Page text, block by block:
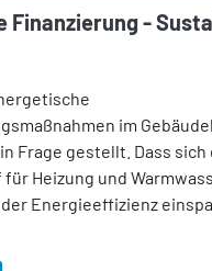
Finanzierung -
im
Frage gestellt. Dass sich
Heizung und
Energieeffizienz